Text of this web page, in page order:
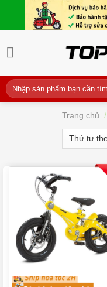
Tìm
kiếm:
Trang chủ /